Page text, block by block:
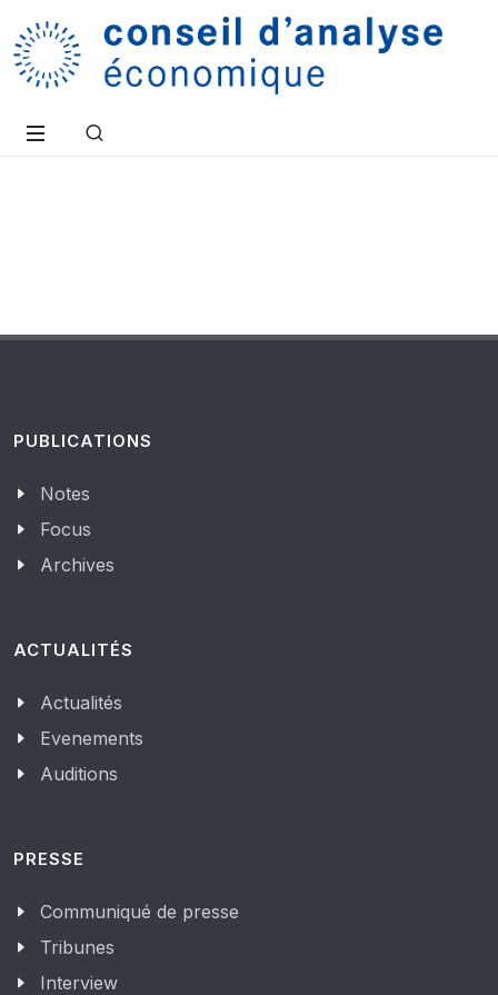
PUBLICATIONS
Notes
Focus
Archives
ACTUALITÉS
Actualités
Evenements
Auditions
PRESSE
Communiqué de presse
Tribunes
Interview